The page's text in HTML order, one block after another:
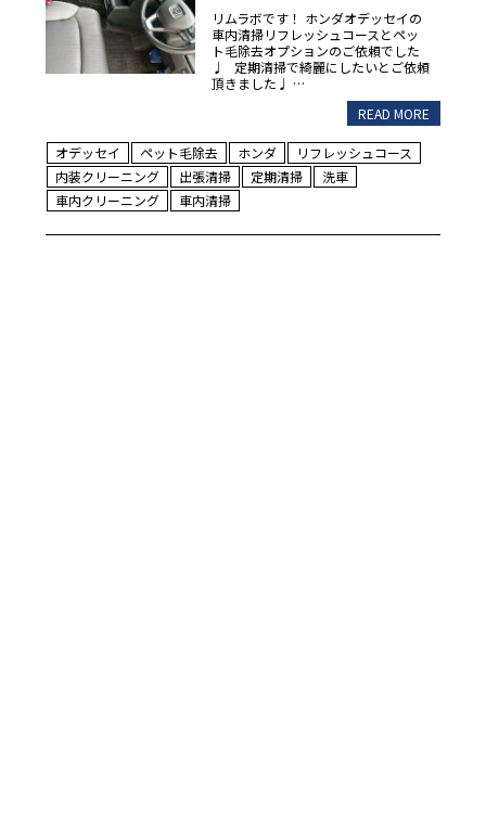
リムラボです！ ホンダオデッセイの
車内清掃リフレッシュコースとペッ
ト毛除去オプションのご依頼でした
♩ 定期清掃で綺麗にしたいとご依頼
頂きました♩ …
READ MORE
オデッセイ ペット毛除去 ホンダ
リフレッシュコース
内装クリーニング
出張清掃 定期清掃
洗車
車内クリーニング
車内清掃